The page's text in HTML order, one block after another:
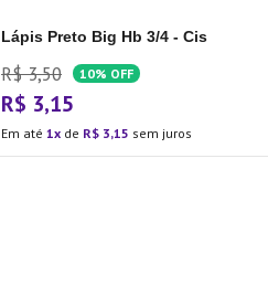
Lápis Preto Big Hb 3/4 - Cis
R$ 3,50 10% OFF
R$ 3,15
Em até 1 de R$ 3,15 sem juros